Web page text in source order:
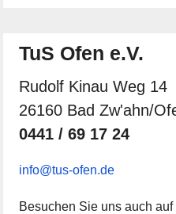
TuS Ofen e.V.
Rudolf Kinau Weg 14
26160 Bad Zw'ahn/
0441 / 69 17 24
info@tus-ofen.de
Besuchen Sie uns auch auf